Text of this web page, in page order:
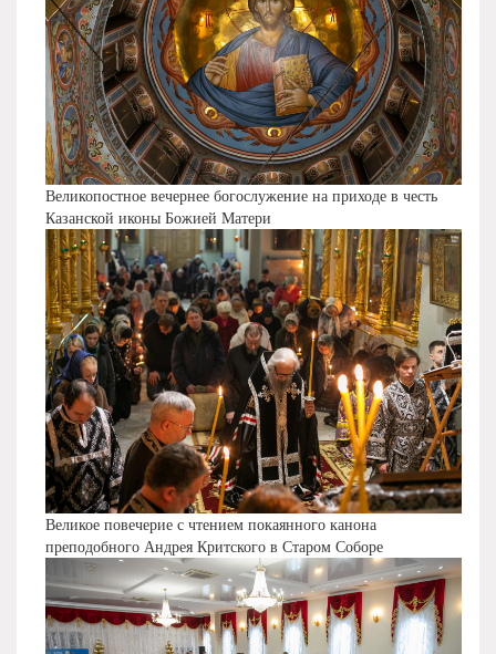
Великопостное вечернее богослужение на приходе в честь
Казанской иконы Божией Матери
Великое повечерие с чтением покаянного канона
преподобного Андрея Критского в Старом Соборе